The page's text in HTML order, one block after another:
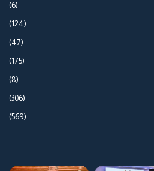
(6)
(124)
(47)
(175)
(8)
(306)
(569)